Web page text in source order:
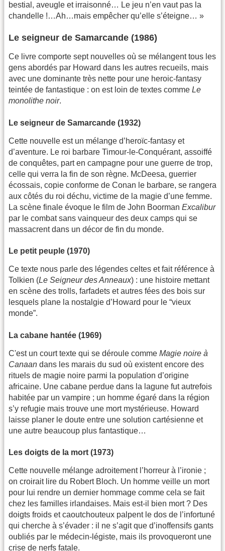
bestial, aveugle et irraisonné… Le jeu n’en vaut pas la
chandelle !…Ah…mais empêcher qu’elle s’éteigne… »
Le seigneur de Samarcande (1986)
Ce livre comporte sept nouvelles où se mélangent tous les
gens abordés par Howard dans les autres recueils, mais
avec une dominante très nette pour une heroic-fantasy
teintée de fantastique : on est loin de textes comme Le
monolithe noir.
Le seigneur de Samarcande (1932)
Cette nouvelle est un mélange d’heroïc-fantasy et
d’aventure. Le roi barbare Timour-le-Conquérant, assoiffé
de conquêtes, part en campagne pour une guerre de trop,
celle qui verra la fin de son règne. McDeesa, guerrier
écossais, copie conforme de Conan le barbare, se rangera
aux côtés du roi déchu, victime de la magie d’une femme.
La scène finale évoque le film de John Boorman Excalibur
par le combat sans vainqueur des deux camps qui se
massacrent dans un décor de fin du monde.
Le petit peuple (1970)
Ce texte nous parle des légendes celtes et fait référence à
Tolkien (Le Seigneur des Anneaux) : une histoire mettant
en scène des trolls, farfadets et autres fées des bois sur
lesquels plane la nostalgie d’Howard pour le “vieux
monde”.
La cabane hantée (1969)
C'est un court texte qui se déroule comme Magie noire à
Canaan dans les marais du sud où existent encore des
rituels de magie noire parmi la population d’origine
africaine. Une cabane perdue dans la lagune fut autrefois
habitée par un vampire ; un homme égaré dans la région
s’y refugie mais trouve une mort mystérieuse. Howard
laisse planer le doute entre une solution cartésienne et
une autre beaucoup plus fantastique…
Les doigts de la mort (1973)
Cette nouvelle mélange adroitement l’horreur à l’ironie ;
on croirait lire du Robert Bloch. Un homme veille un mort
pour lui rendre un dernier hommage comme cela se fait
chez les familles irlandaises. Mais est-il bien mort ? Des
doigts froids et caoutchouteux palpent le dos de l’infortuné
qui cherche à s’évader : il ne s’agit que d’inoffensifs gants
oubliés par le médecin-légiste, mais ils provoqueront une
crise de nerfs fatale.